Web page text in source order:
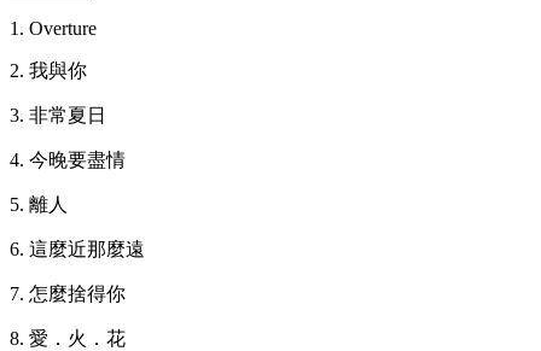
1. Overture
2. 我與你
3. 非常夏日
4. 今晚要盡情
5. 離人
6. 這麼近那麼遠
7. 怎麼捨得你
8. 愛．火．花